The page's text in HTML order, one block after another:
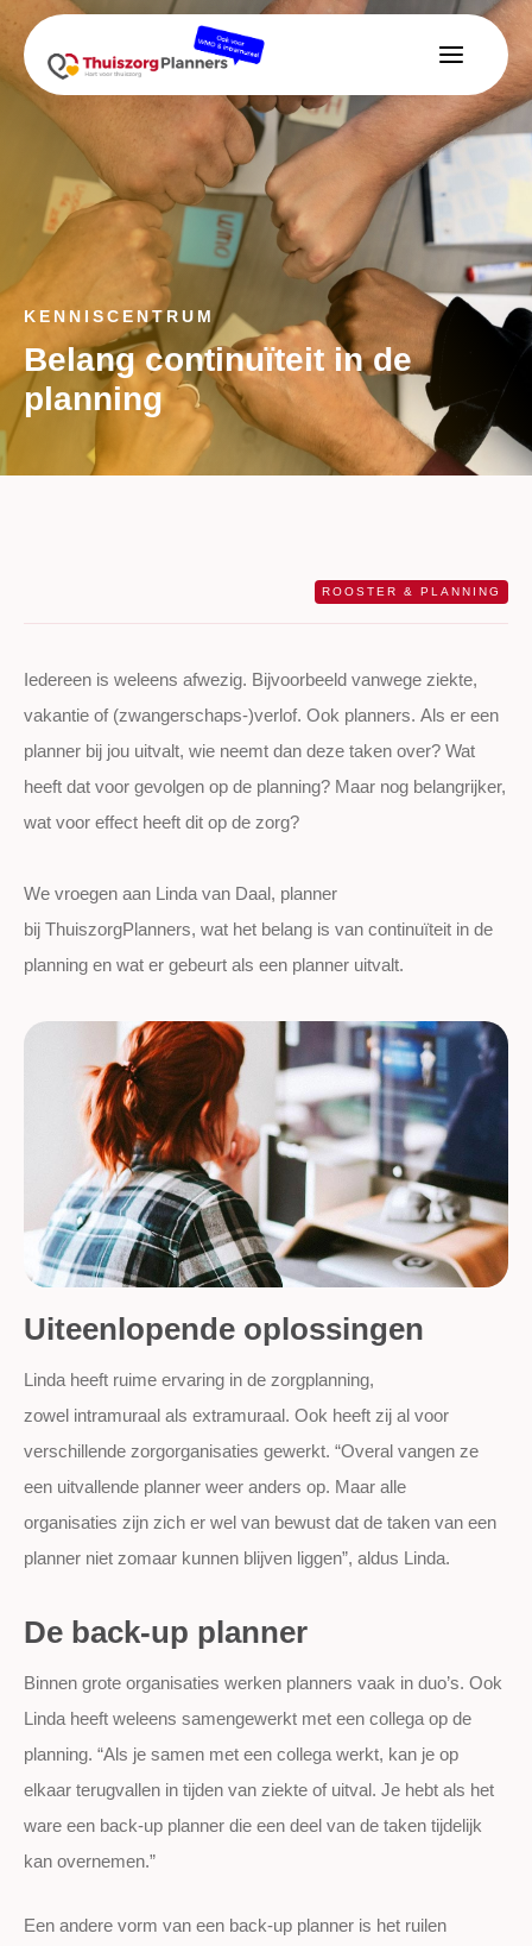
KENNISCENTRUM
Belang continuïteit in de
planning
ROOSTER & PLANNING
Iedereen is weleens afwezig. Bijvoorbeeld vanwege ziekte,
vakantie of (zwangerschaps-)verlof. Ook planners. Als er een
planner bij jou uitvalt, wie neemt dan deze taken over? Wat
heeft dat voor gevolgen op de planning? Maar nog belangrijker,
wat voor effect heeft dit op de zorg?
We vroegen aan Linda van Daal, planner
bij ThuiszorgPlanners, wat het belang is van continuïteit in de
planning en wat er gebeurt als een planner uitvalt.
Uiteenlopende oplossingen
Linda heeft ruime ervaring in de zorgplanning,
zowel intramuraal als extramuraal. Ook heeft zij al voor
verschillende zorgorganisaties gewerkt. “Overal vangen ze
een uitvallende planner weer anders op. Maar alle
organisaties zijn zich er wel van bewust dat de taken van een
planner niet zomaar kunnen blijven liggen”, aldus Linda.
De back-up planner
Binnen grote organisaties werken planners vaak in duo’s. Ook
Linda heeft weleens samengewerkt met een collega op de
planning. “Als je samen met een collega werkt, kan je op
elkaar terugvallen in tijden van ziekte of uitval. Je hebt als het
ware een back-up planner die een deel van de taken tijdelijk
kan overnemen.”
Een andere vorm van een back-up planner is het ruilen